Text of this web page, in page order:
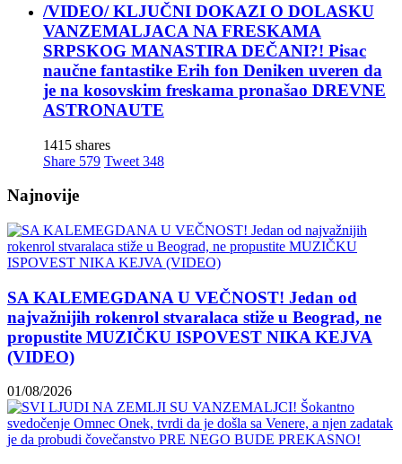
/VIDEO/ KLJUČNI DOKAZI O DOLASKU
VANZEMALJACA NA FRESKAMA
SRPSKOG MANASTIRA DEČANI?! Pisac
naučne fantastike Erih fon Deniken uveren da
je na kosovskim freskama pronašao DREVNE
ASTRONAUTE
1415 shares
Share 579 Tweet 348
Najnovije
SA KALEMEGDANA U VEČNOST! Jedan od
najvažnijih rokenrol stvaralaca stiže u Beograd, ne
propustite MUZIČKU ISPOVEST NIKA KEJVA
(VIDEO)
01/08/2026